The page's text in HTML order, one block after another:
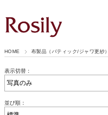
HOME 布製品（バティック/ジャワ更紗）
表示切替：
並び順：